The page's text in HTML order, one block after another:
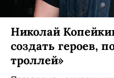
Николай
создать героев,
троллей»